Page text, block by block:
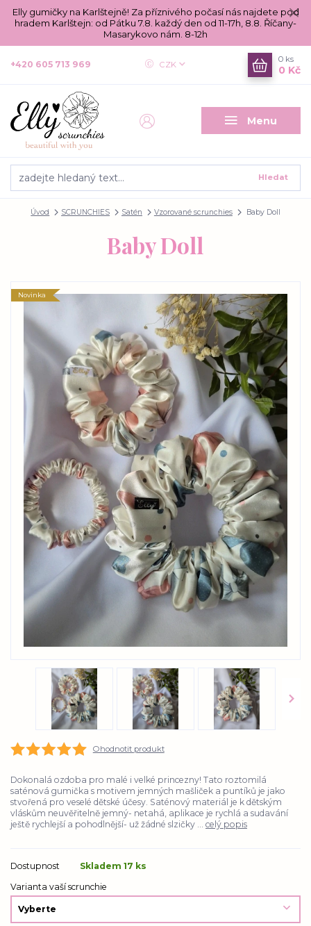
Elly gumičky na Karlštejně! Za příznivého počasí nás najdete pod
hradem Karlštejn: od Pátku 7.8. každý den od 11-17h, 8.8. Říčany-
Masarykovo nám. 8-12h
Menu
CZK
Hledat
+420 605 713 969
0 ks
0 Kč
Úvod SCRUNCHIES Satén Vzorované scrunchies Baby Doll
Baby Doll
Novinka
Ohodnotit produkt
Dokonalá ozdoba pro malé i velké princezny! Tato roztomilá
saténová gumička s motivem jemných mašliček a puntíků je jako
stvořená pro veselé dětské účesy. Saténový materiál je k dětským
vláskům neuvěřitelně jemný- netahá, aplikace je rychlá a sudavání
ještě rychlejší a pohodlnější- už žádné slzičky ... celý popis
Dostupnost
Skladem 17 ks
Varianta vaší scrunchie